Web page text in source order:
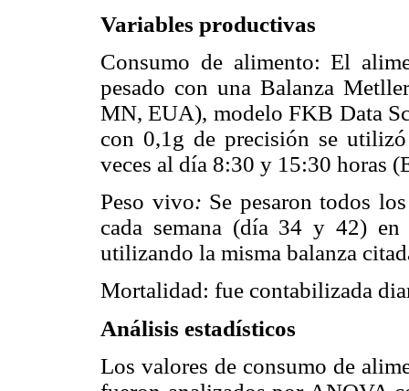
Variables productivas
Consumo de alimento: El
pesado con una Balanza
MN, EUA), modelo FKB Data
con 0,1g de precisión se
veces al día 8:30 y 15:30 horas
Peso vivo: Se pesaron todos
cada semana (día 34 y 42)
utilizando la misma balanza
Mortalidad: fue contabilizada
Análisis estadísticos
Los valores de consumo de